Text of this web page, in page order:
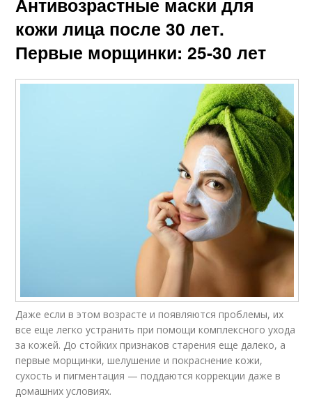
кожи лица после 30 лет.
Первые морщинки: 25-30 лет
Даже если в этом возрасте и появляются проблемы, их
все еще легко устранить при помощи комплексного ухода
за кожей. До стойких признаков старения еще далеко, а
первые морщинки, шелушение и покраснение кожи,
сухость и пигментация — поддаются коррекции даже в
домашних условиях.